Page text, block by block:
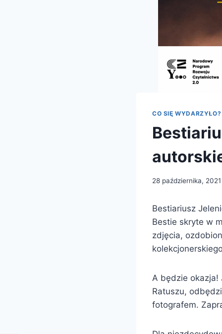
CO SIĘ WYDARZYŁO?
28 października, 2021
Bestiariusz
Bestie skryte w
zdjęcia,
A będzie okazja!
Ratuszu,
fotografem.